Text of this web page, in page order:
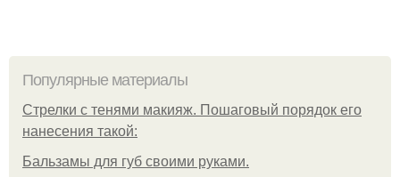
Популярные материалы
Стрелки с тенями макияж. Пошаговый порядок его
нанесения такой:
Бальзамы для губ своими руками.